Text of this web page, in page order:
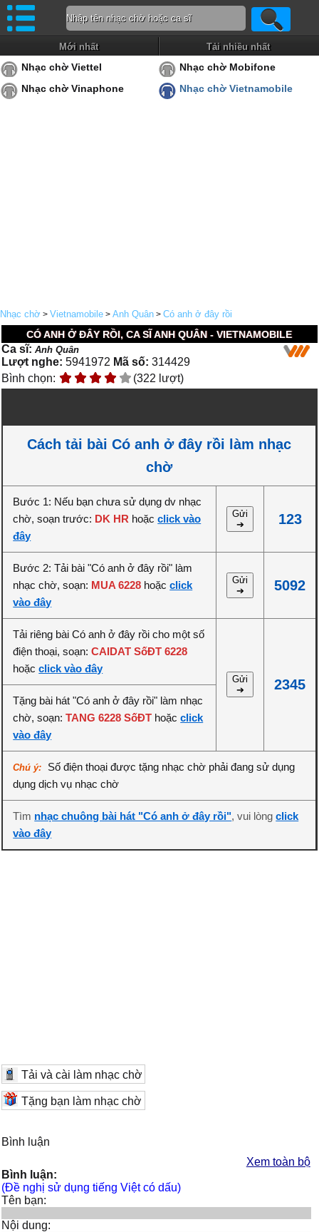
Mới nhất Tải nhiều nhất
Nhạc chờ Viettel
Nhạc chờ Mobifone
Nhạc chờ Vinaphone
Nhạc chờ Vietnamobile
Nhạc chờ > Vietnamobile > Anh Quân > Có anh ở đây rồi
CÓ ANH Ở ĐÂY RỒI, CA SĨ ANH QUÂN - VIETNAMOBILE
Ca sĩ:Anh Quân
Lượt nghe: 5941972 Mã số: 314429
Bình chọn:
(322 lượt)
Cách tải bài Có anh ở đây rồi làm nhạc
chờ
Bước 1: Nếu bạn chưa sử dụng dv nhạc
chờ, soạn trước: DK HR hoặcclick vào
đây
Gửi
➔
123
Bước 2: Tải bài "Có anh ở đây rồi" làm
nhạc chờ, soạn: MUA 6228 hoặcclick
vào đây
Gửi
➔
5092
Tải riêng bài Có anh ở đây rồi cho một số
điện thoại, soạn:CAIDAT SốĐT 6228
hoặcclick vào đây
Gửi
➔
2345
Tặng bài hát "Có anh ở đây rồi" làm nhạc
chờ, soạn:TANG 6228 SốĐT hoặcclick
vào đây
Chú ý:
Số điện thoại được tặng nhạc chờ phải đang sử dụng
dụng dịch vụ nhạc chờ
Tìm nhạc chuông bài hát "Có anh ở đây rồi", vui lòngclick
vào đây
Tải và cài làm nhạc chờ
Tặng bạn làm nhạc chờ
Bình luận
Xem toàn bộ
Bình luận:
(Đề nghị sử dụng tiếng Việt có dấu)
Tên bạn:
Nội dung: